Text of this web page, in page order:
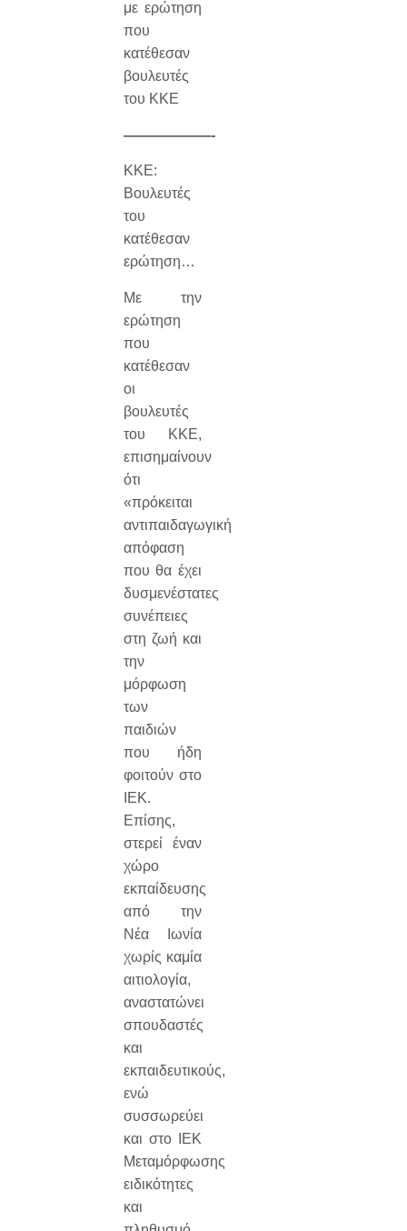
με ερώτηση
που
κατέθεσαν
βουλευτές
του ΚΚΕ
——————-
ΚΚΕ:
Βουλευτές
του
κατέθεσαν
ερώτηση…
Με την
ερώτηση
που
κατέθεσαν
οι
βουλευτές
του ΚΚΕ,
επισημαίνουν
ότι
«πρόκειται
αντιπαιδαγωγική
απόφαση
που θα έχει
δυσμενέστατες
συνέπειες
στη ζωή και
την
μόρφωση
των
παιδιών
που ήδη
φοιτούν στο
ΙΕΚ.
Επίσης,
στερεί έναν
χώρο
εκπαίδευσης
από την
Νέα Ιωνία
χωρίς καμία
αιτιολογία,
αναστατώνει
σπουδαστές
και
εκπαιδευτικούς,
ενώ
συσσωρεύει
και στο ΙΕΚ
Μεταμόρφωσης
ειδικότητες
και